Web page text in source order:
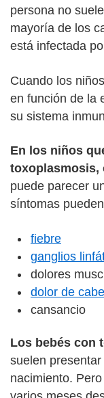
persona no
mayoría de los
está infectada
Cuando los
en función de la
su sistema
En los niños
toxoplasmosis,
puede parecer
síntomas
fiebre
ganglios
dolores
dolor de
cansancio
Los bebés con
suelen
nacimiento.